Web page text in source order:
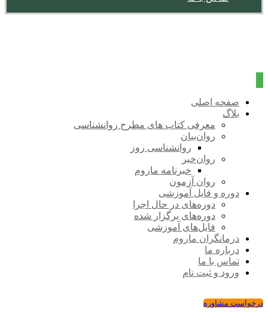
صفحه اصلی
بلاگ
معرفی کتاب های مطرح روانشناسی
روان‌بیان
روانشناسی روز
روان‌خبر
خبرنامه ماروم
روان آزمون
دوره و فایل آموزشی
دوره‌های در حال اجرا
دوره‌های برگزار شده
فایل‌های آموزشی
درمانگران ماروم
درباره ما
تماس با ما
ورود و ثبت نام
درخواست مشاوره